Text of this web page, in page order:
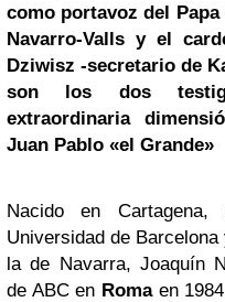
como portavoz del
Navarro-Valls y el
Dziwisz -secretario de
son los dos
extraordinaria
Juan Pablo «el Grande»
Nacido en
Universidad de
la de Navarra, Joaquín
de ABC en Romaen